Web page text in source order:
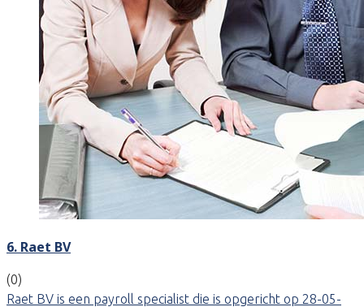
6. Raet BV
(0)
Raet BV is een payroll specialist die is opgericht op 28-05-